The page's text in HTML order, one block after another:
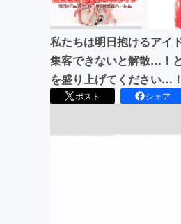
私たちは明日抱けるアイ
集客できないと解散…！
を盛り上げてください…！
ポスト シェア